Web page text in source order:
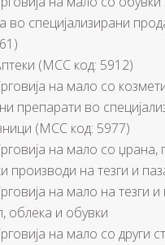
во специјализирани
(МСС код: 5912)
на мало со
препарати во
(МСС код: 5977)
на мало со џрана,
производи на тезги и
на мало на тезги
облека и обувки
на мало со други